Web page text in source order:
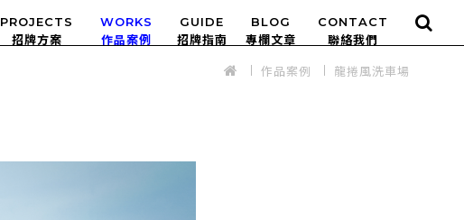
PROJECTS WORKS GUIDE BLOG CONTACT
作品案例 龍捲風洗車場